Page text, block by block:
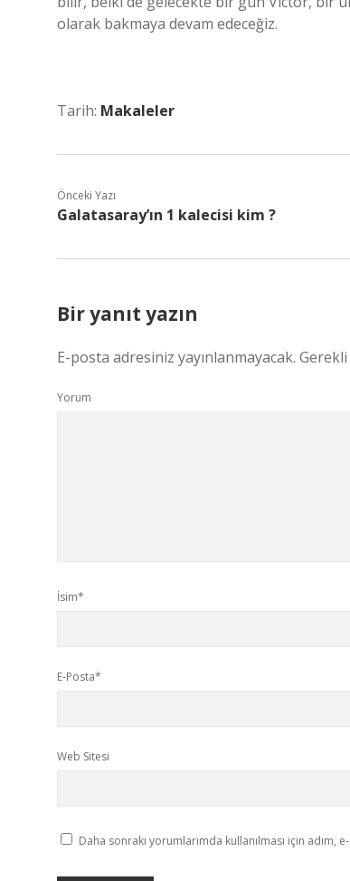
olarak bakmaya devam edeceğiz.
Tarih: Makaleler
Önceki Yazı
Galatasaray’ın 1 kalecisi kim ?
Bir yanıt yazın
E-posta adresiniz yayınlanmayacak.
Yorum
İsim*
E-Posta*
Web Sitesi
Daha sonraki yorumlarımda kullanılması için adım,